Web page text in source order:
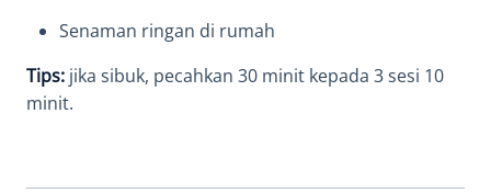
Senaman ringan di rumah
Tips: jika sibuk, pecahkan 30 minit kepada 3 sesi 10
minit.